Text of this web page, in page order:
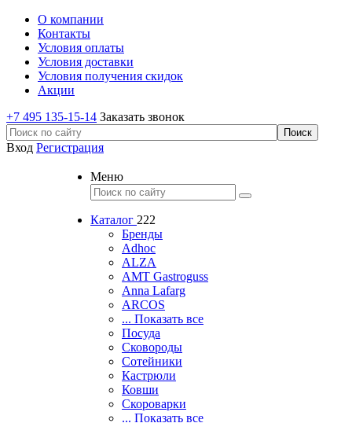
О компании
Контакты
Условия оплаты
Условия доставки
Условия получения скидок
Акции
+7 495 135-15-14 Заказать звонок
Вход Регистрация
Меню
Каталог 222
Бренды
Adhoc
ALZA
AMT Gastroguss
Anna Lafarg
ARCOS
... Показать все
Посуда
Сковороды
Сотейники
Кастрюли
Ковши
Скороварки
... Показать все